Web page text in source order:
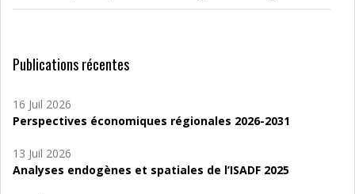
Publications récentes
16 Juil 2026
Perspectives économiques régionales 2026-2031
13 Juil 2026
Analyses endogènes et spatiales de l’ISADF 2025